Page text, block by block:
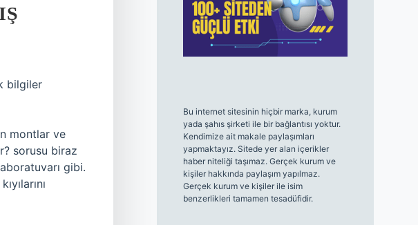
bilgiler
montlar ve
sorusu biraz
gibi.
Bu internet sitesinin hiçbir marka, kurum
yada şahıs şirketi ile bir bağlantısı yoktur.
Kendimize ait makale paylaşımları
yapmaktayız. Sitede yer alan içerikler
haber niteliği taşımaz. Gerçek kurum ve
kişiler hakkında paylaşım yapılmaz.
Gerçek kurum ve kişiler ile isim
benzerlikleri tamamen tesadüfidir.